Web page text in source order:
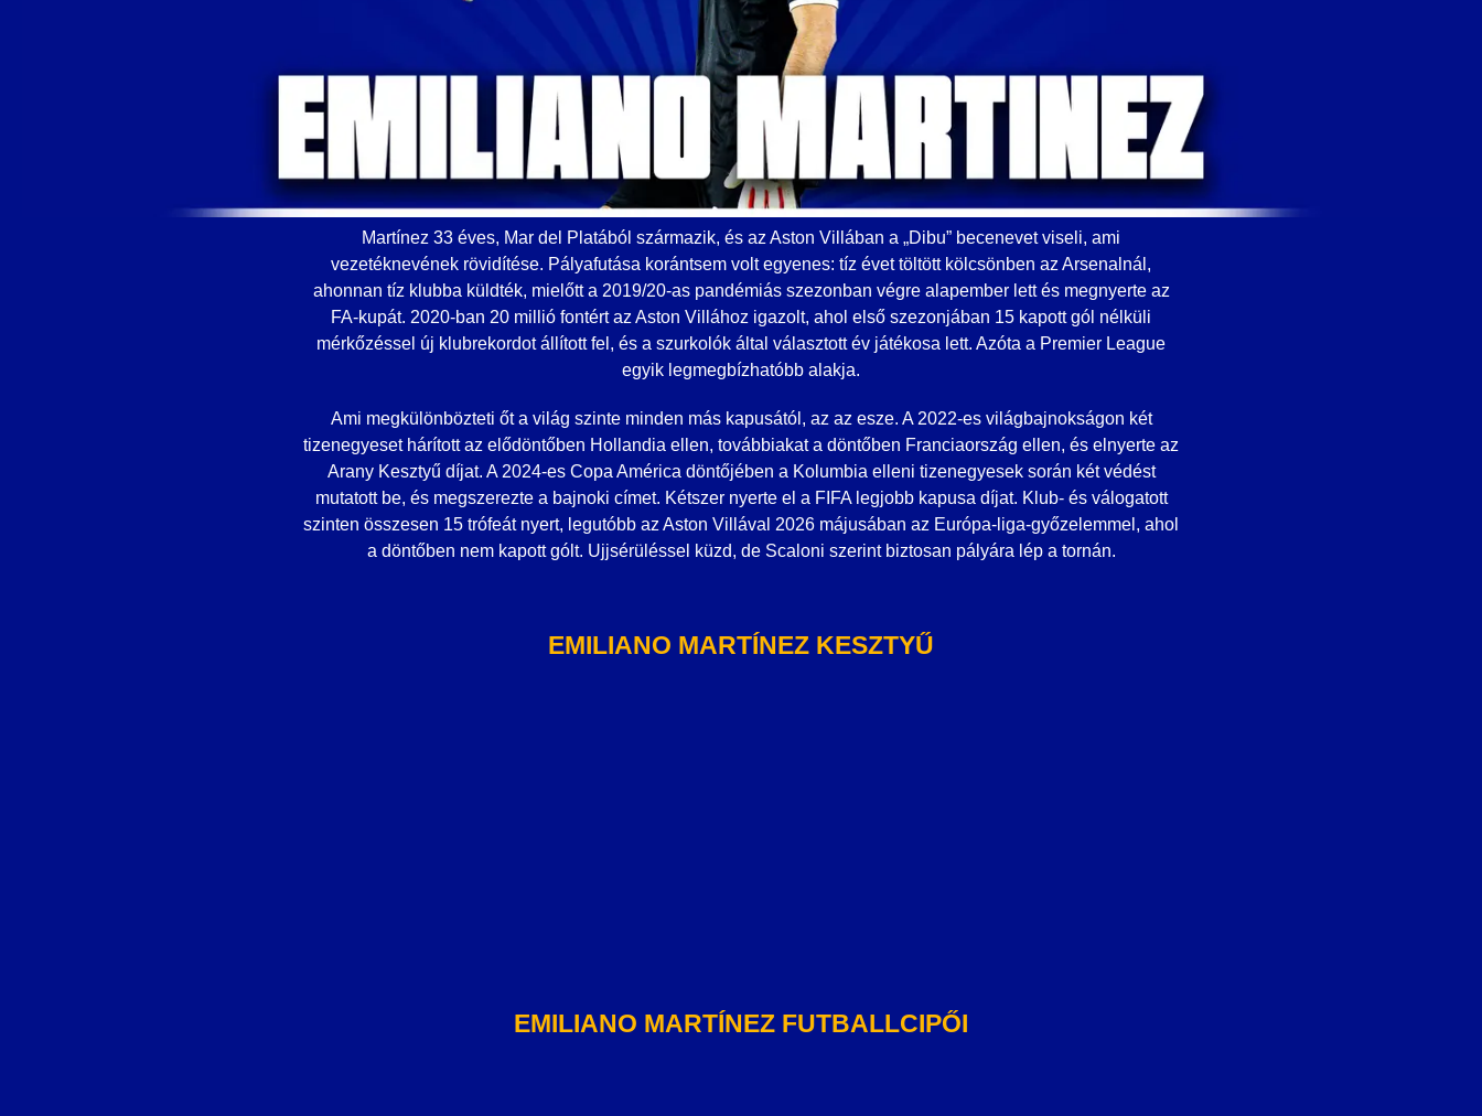
Martínez 33 éves, Mar del Platából származik, és az Aston Villában a „Dibu” becenevet viseli, ami
vezetéknevének rövidítése. Pályafutása korántsem volt egyenes: tíz évet töltött kölcsönben az Arsenalnál,
ahonnan tíz klubba küldték, mielőtt a 2019/20-as pandémiás szezonban végre alapember lett és megnyerte az
FA-kupát. 2020-ban 20 millió fontért az Aston Villához igazolt, ahol első szezonjában 15 kapott gól nélküli
mérkőzéssel új klubrekordot állított fel, és a szurkolók által választott év játékosa lett. Azóta a Premier League
egyik legmegbízhatóbb alakja.
Ami megkülönbözteti őt a világ szinte minden más kapusától, az az esze. A 2022-es világbajnokságon két
tizenegyeset hárított az elődöntőben Hollandia ellen, továbbiakat a döntőben Franciaország ellen, és elnyerte az
Arany Kesztyű díjat. A 2024-es Copa América döntőjében a Kolumbia elleni tizenegyesek során két védést
mutatott be, és megszerezte a bajnoki címet. Kétszer nyerte el a FIFA legjobb kapusa díjat. Klub- és válogatott
szinten összesen 15 trófeát nyert, legutóbb az Aston Villával 2026 májusában az Európa-liga-győzelemmel, ahol
a döntőben nem kapott gólt. Ujjsérüléssel küzd, de Scaloni szerint biztosan pályára lép a tornán.
EMILIANO MARTÍNEZ KESZTYŰ
EMILIANO MARTÍNEZ FUTBALLCIPŐI